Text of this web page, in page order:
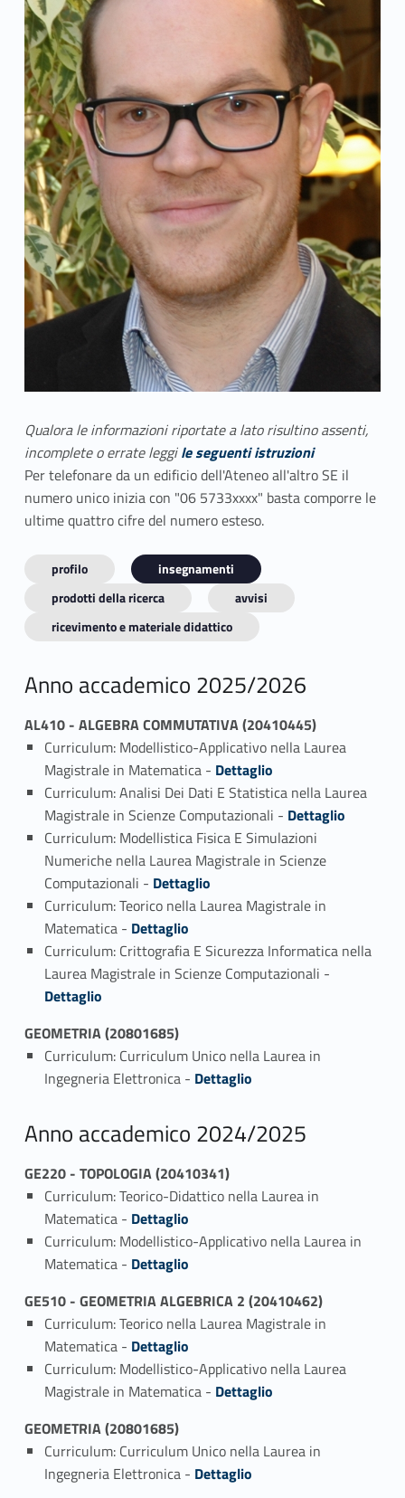
Qualora le informazioni riportate a lato risultino assenti,
incomplete o errate leggile seguenti istruzioni
Per telefonare da un edificio dell'Ateneo all'altro SE il
numero unico inizia con "06 5733xxxx" basta comporre le
ultime quattro cifre del numero esteso.
profilo
insegnamenti
prodotti della ricerca
avvisi
ricevimento e materiale didattico
Anno accademico 2025/2026
AL410 - ALGEBRA COMMUTATIVA (20410445)
Curriculum: Modellistico-Applicativo nella Laurea
Magistrale in Matematica - Link identifier #identifier_person_68046-1
Dettaglio
Curriculum: Analisi Dei Dati E Statistica nella Laurea
Magistrale in Scienze Computazionali - Link identifier #identifier_person_92637-2
Dettaglio
Curriculum: Modellistica Fisica E Simulazioni
Numeriche nella Laurea Magistrale in Scienze
Computazionali - Link identifier #identifier_person_63750-3
Dettaglio
Curriculum: Teorico nella Laurea Magistrale in
Matematica - Link identifier #identifier_person_68943-4
Dettaglio
Curriculum: Crittografia E Sicurezza Informatica nella
Laurea Magistrale in Scienze Computazionali -
Dettaglio
GEOMETRIA (20801685)
Curriculum: Curriculum Unico nella Laurea in
Ingegneria Elettronica - Link identifier #identifier_person_58330-1
Dettaglio
Anno accademico 2024/2025
GE220 - TOPOLOGIA (20410341)
Curriculum: Teorico-Didattico nella Laurea in
Matematica - Link identifier #identifier_person_128643-1
Dettaglio
Curriculum: Modellistico-Applicativo nella Laurea in
Matematica - Link identifier #identifier_person_144365-2
Dettaglio
GE510 - GEOMETRIA ALGEBRICA 2 (20410462)
Curriculum: Teorico nella Laurea Magistrale in
Matematica - Link identifier #identifier_person_87982-1
Dettaglio
Curriculum: Modellistico-Applicativo nella Laurea
Magistrale in Matematica - Link identifier #identifier_person_189864-2
Dettaglio
GEOMETRIA (20801685)
Curriculum: Curriculum Unico nella Laurea in
Ingegneria Elettronica - Link identifier #identifier_person_144550-1
Dettaglio